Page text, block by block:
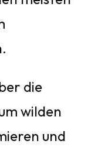
die
wilden
und